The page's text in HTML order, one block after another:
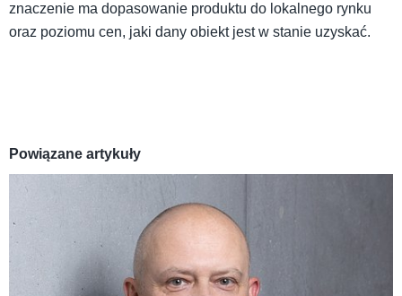
znaczenie ma dopasowanie produktu do lokalnego rynku
oraz poziomu cen, jaki dany obiekt jest w stanie uzyskać.
Powiązane artykuły